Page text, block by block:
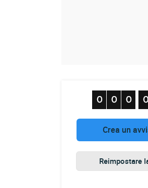
Crea un
Reimpostare